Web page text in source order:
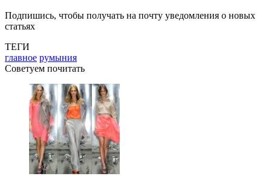
Подпишись, чтобы получать на почту уведомления о новых
статьях
ТЕГИ
главное румыния
Советуем почитать